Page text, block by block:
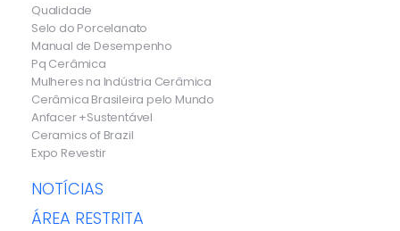
Qualidade
Selo do Porcelanato
Manual de Desempenho
Pq Cerâmica
Mulheres na Indústria Cerâmica
Cerâmica Brasileira pelo Mundo
Anfacer +Sustentável
Ceramics of Brazil
Expo Revestir
NOTÍCIAS
ÁREA RESTRITA